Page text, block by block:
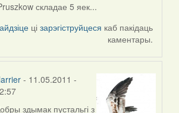
складае 5 яек...
цізарэгіструйцеся каб пакідаць
каментары.
- 11.05.2011 -
здымак пустальгі з